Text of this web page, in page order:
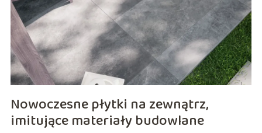
Nowoczesne płytki na zewnątrz,
imitujące materiały budowlane